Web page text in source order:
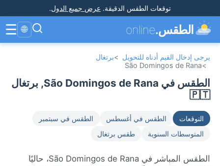
توقعات الطقس الدقيقة. عرض جميع الدول.
الطقس.online
🌐
☰
يرجى إدخال القيم أدناه للتحويل >برتغال
>
São Domingos de Rana
الطقس في São Domingos de Rana, برتغال
🇵🇹
التوقعات الطقس في أغسطس
الطقس في سبتمبر
المتوسطات السنوية
طقس برتغال
الطقس المباشر في São Domingos de Rana، حاليًا